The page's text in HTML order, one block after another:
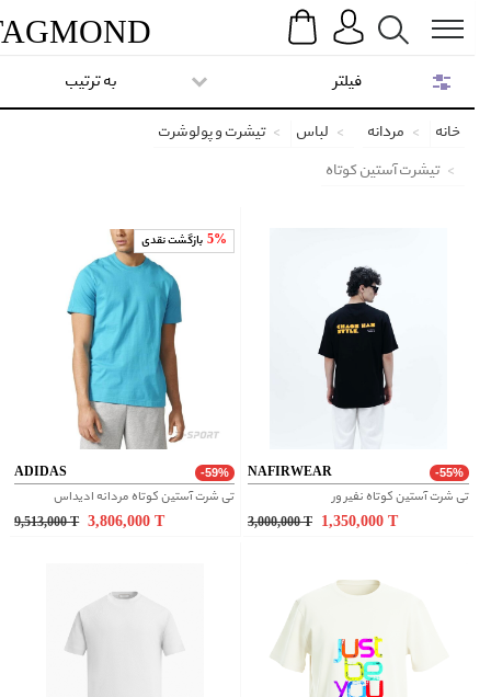
Search
TAGMOND
به ترتیب
خانه مردانه لباس
تیشرت و پولوشرت
تیشرت آستین کوتاه
5% بازگشت نقدی
ADIDAS -59%
تی شرت آستین کوتاه مردانه ادیداس
9,513,000 T 3,806,000
NAFIRWEAR -55%
تی شرت آستین کوتاه نفیر ور
3,000,000 T 1,350,000
فیلتر